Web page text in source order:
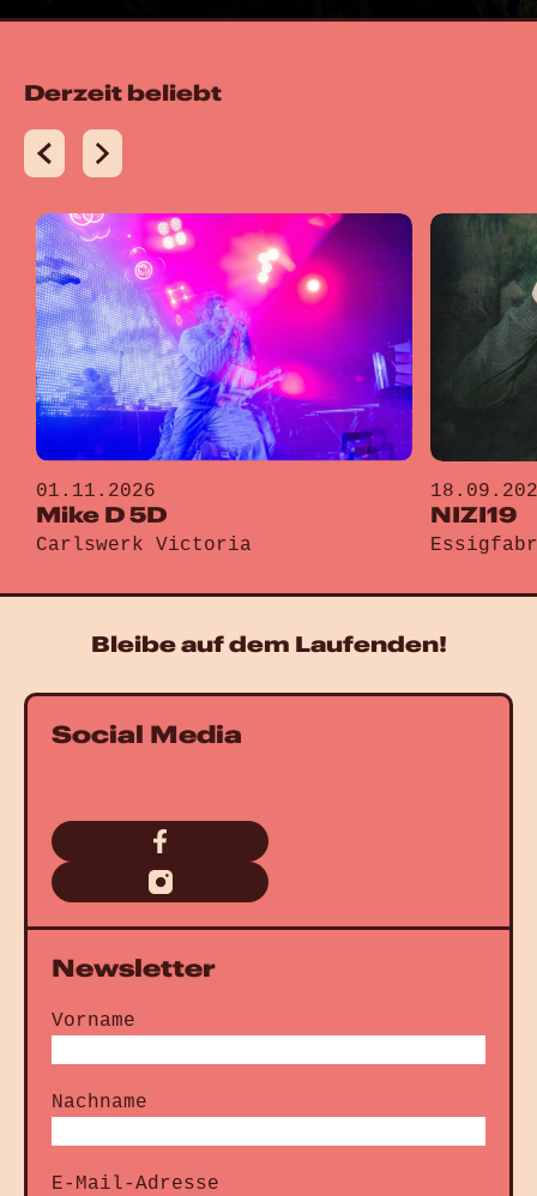
Derzeit beliebt
01.11.2026
Mike D 5D
Carlswerk Victoria
NIZI19
Bleibe auf dem Laufenden!
Social Media
Newsletter
Vorname
Nachname
E-Mail-Adresse